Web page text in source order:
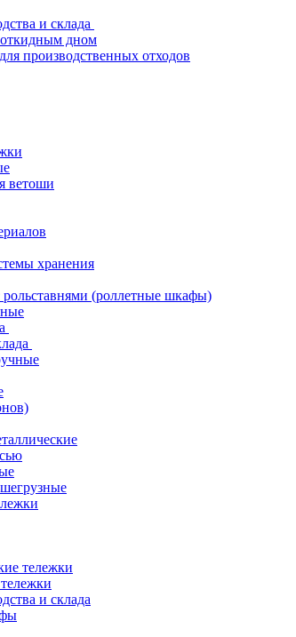
и склада
дном
производственных отходов
ветоши
хранения
(роллетные шкафы)
тележки
и склада